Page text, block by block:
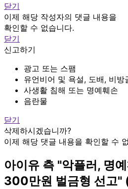
닫기
이제 해당 작성자의 댓글 내용을
확인할 수 없습니다.
닫기
신고하기
광고 또는 스팸
유언비어 및 욕설, 도배, 비방
사생활 침해 또는 명예훼손
음란물
닫기
삭제하시겠습니까?
이제 해당 댓글 내용을 확인할 수
아이유 측 "악플러, 명
300만원 벌금형 선고"